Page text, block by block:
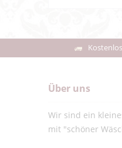
Über uns
Wir sind ein
mit "schöner